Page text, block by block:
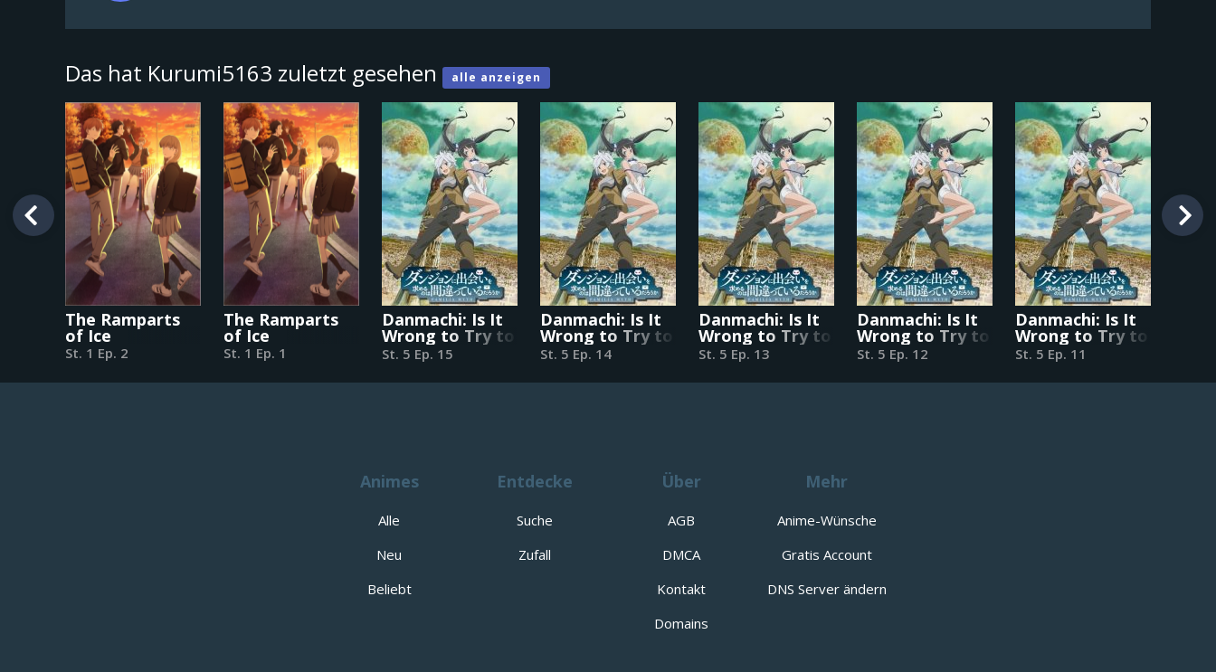
Das hat Kurumi5163 zuletzt gesehen alle anzeigen
The Ramparts
of Ice
St. 1 Ep. 2
The Ramparts
of Ice
St. 1 Ep. 1
Danmachi: Is It
Wrong to Try to
Pick Up Girls in a
Dungeon?
St. 5 Ep. 15
Danmachi: Is It
Wrong to Try to
Pick Up Girls in a
Dungeon?
St. 5 Ep. 14
Danmachi: Is It
Wrong to Try to
Pick Up Girls in a
Dungeon?
St. 5 Ep. 13
Danmachi: Is It
Wrong to Try to
Pick Up Girls in a
Dungeon?
St. 5 Ep. 12
Danmachi: Is It
Wrong to Try to
Pick Up Girls in a
Dungeon?
St. 5 Ep. 11
Animes
Alle
Neu
Beliebt
Entdecke
Suche
Zufall
Über
AGB
DMCA
Kontakt
Domains
Mehr
Anime-Wünsche
Gratis Account
DNS Server ändern